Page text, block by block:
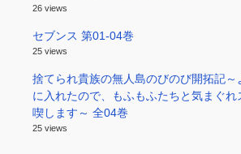
26 views
セブンス 第01-04巻
25 views
捨てられ貴族の無人島のびのび開拓記～
に入れたので、もふもふたちと気まぐ
喫します～ 全04巻
25 views